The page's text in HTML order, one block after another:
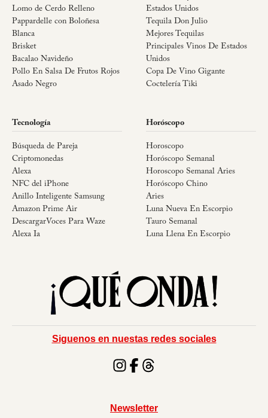
Lomo de Cerdo Relleno
Pappardelle con Boloñesa
Blanca
Brisket
Bacalao Navideño
Pollo En Salsa De Frutos Rojos
Asado Negro
Estados Unidos
Tequila Don Julio
Mejores Tequilas
Principales Vinos De Estados
Unidos
Copa De Vino Gigante
Coctelería Tiki
Tecnología
Búsqueda de Pareja
Criptomonedas
Alexa
NFC del iPhone
Anillo Inteligente Samsung
Amazon Prime Air
DescargarVoces Para Waze
Alexa Ia
Horóscopo
Horoscopo
Horóscopo Semanal
Horoscopo Semanal Aries
Horóscopo Chino
Aries
Luna Nueva En Escorpio
Tauro Semanal
Luna Llena En Escorpio
Siguenos en nuestas redes sociales
Newsletter